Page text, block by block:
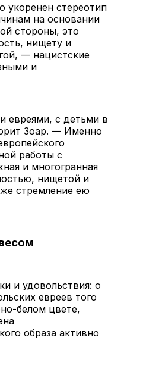
укоренен стереотип
на основании
стороны, это
нищету и
— нацистские
и
евреями, с детьми в
Зоар. — Именно
работы с
и многогранная
нищетой и
стремление ею
и удовольствия: о
евреев того
белом цвете,
образа активно